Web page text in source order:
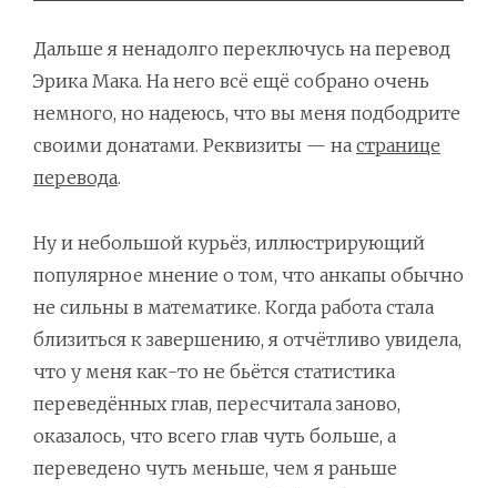
Дальше я ненадолго переключусь на перевод
Эрика Мака. На него всё ещё собрано очень
немного, но надеюсь, что вы меня подбодрите
своими донатами. Реквизиты — на странице
перевода.
Ну и небольшой курьёз, иллюстрирующий
популярное мнение о том, что анкапы обычно
не сильны в математике. Когда работа стала
близиться к завершению, я отчётливо увидела,
что у меня как-то не бьётся статистика
переведённых глав, пересчитала заново,
оказалось, что всего глав чуть больше, а
переведено чуть меньше, чем я раньше